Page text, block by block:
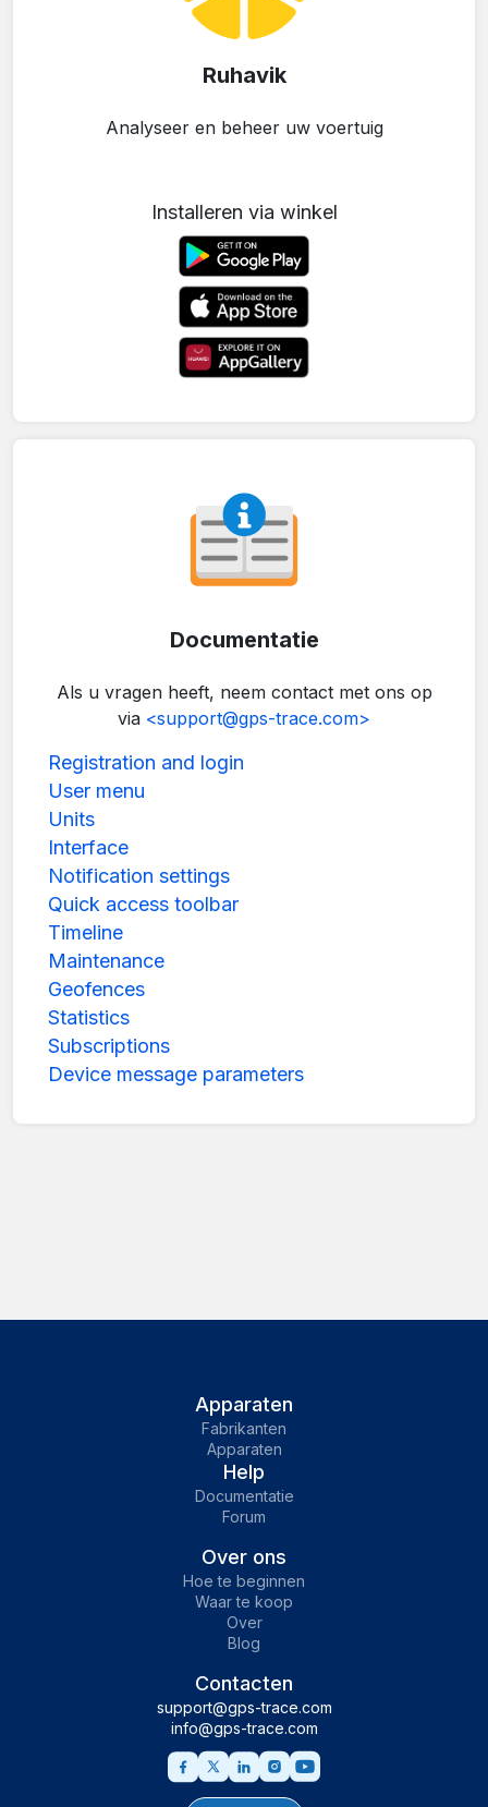
Ruhavik
Analyseer en beheer uw voertuig
Installeren via winkel
Documentatie
Als u vragen heeft, neem contact met ons op
via <support@gps-trace.com>
Registration and login
User menu
Units
Interface
Notification settings
Quick access toolbar
Timeline
Maintenance
Geofences
Statistics
Subscriptions
Device message parameters
Apparaten
Fabrikanten
Apparaten
Help
Documentatie
Forum
Over ons
Hoe te beginnen
Waar te koop
Over
Blog
Contacten
support@gps-trace.com
info@gps-trace.com